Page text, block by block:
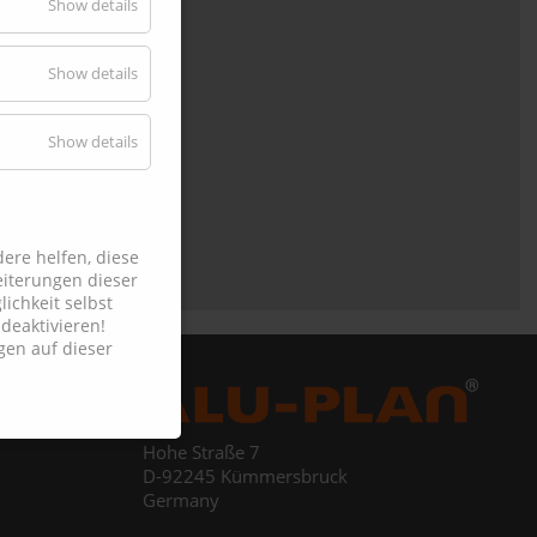
Hohe Straße 7
D-92245 Kümmersbruck
Germany
Show details
Show details
helfen, diese
dieser
selbst
auf dieser